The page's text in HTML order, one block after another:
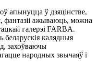
апынуцца ў дзяцінстве,
фантазіі ажываюць, можна
галерэі FARBA.
беларускія калядныя
захоўваючы
народных звычаяў і